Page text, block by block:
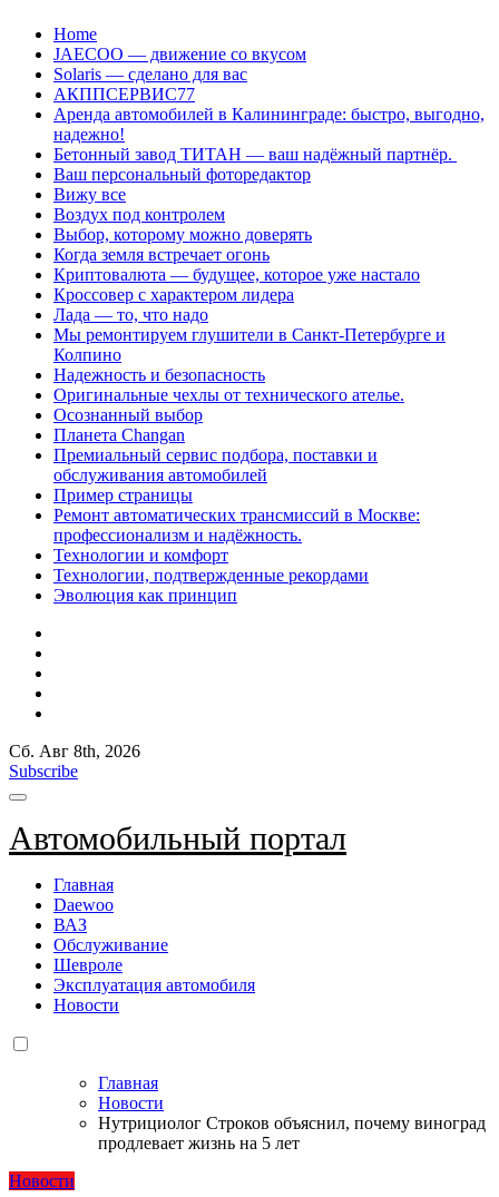
Перейти
содержанию
Home
JAECOO — движение со вкусом
Solaris — сделано для вас
АКППСЕРВИС77
Аренда автомобилей в Калининграде: быстро, выгодно,
надежно!
Бетонный завод ТИТАН — ваш надёжный партнёр.
Ваш персональный фоторедактор
Вижу все
Воздух под контролем
Выбор, которому можно доверять
Когда земля встречает огонь
Криптовалюта — будущее, которое уже настало
Кроссовер с характером лидера
Лада — то, что надо
Мы ремонтируем глушители в Санкт-Петербурге и
Колпино
Надежность и безопасность
Оригинальные чехлы от технического ателье.
Осознанный выбор
Планета Changan
Премиальный сервис подбора, поставки и
обслуживания автомобилей
Пример страницы
Ремонт автоматических трансмиссий в Москве:
профессионализм и надёжность.
Технологии и комфорт
Технологии, подтвержденные рекордами
Эволюция как принцип
Сб. Авг 8th, 2026
Subscribe
Автомобильный портал
Главная
Daewoo
ВАЗ
Обслуживание
Шевроле
Эксплуатация автомобиля
Новости
Главная
Новости
Нутрициолог Строков объяснил, почему виноград
продлевает жизнь на 5 лет
Новости